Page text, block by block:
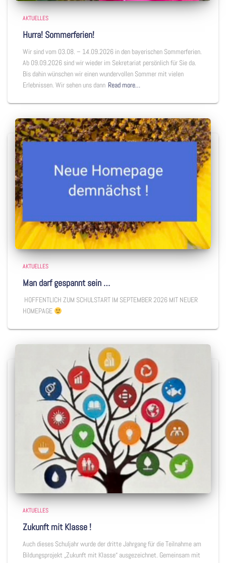
AKTUELLES
Hurra! Sommerferien!
Wir sind vom 03.08. – 14.09.2026 in den bayerischen Sommerferien.
Ab 09.09.2026 sind wir wieder im Sekretariat persönlich für Sie da.
Bis dahin wünschen wir einen wundervollen Sommer mit vielen
Erlebnissen. Wir sehen uns dann Read more…
AKTUELLES
Man darf gespannt sein …
HOFFENTLICH ZUM SCHULSTART IM SEPTEMBER 2026 MIT NEUER
HOMEPAGE
AKTUELLES
Zukunft mit Klasse !
Auch dieses Schuljahr wurde der dritte Jahrgang für die Teilnahme am
Bildungsprojekt „Zukunft mit Klasse“ ausgezeichnet. Gemeinsam mit